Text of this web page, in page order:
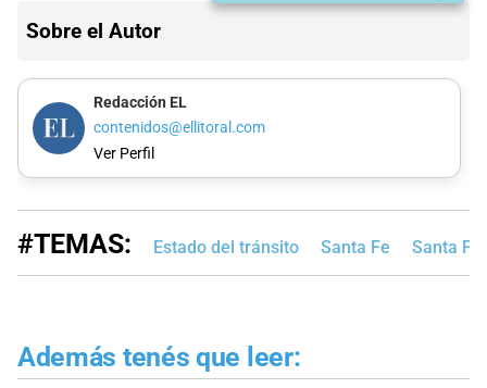
Sobre el Autor
Redacción EL
contenidos@ellitoral.com
Ver Perfil
#TEMAS: Estado del tránsito Santa Fe Santa Fe
Además tenés que leer: